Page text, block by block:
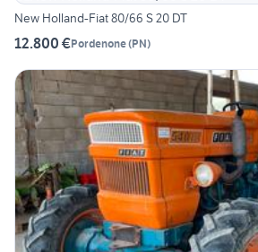
New Holland-Fiat 80/66 S 20 DT
12.800 €Pordenone(PN)